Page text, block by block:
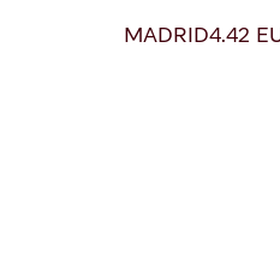
MADRID4.42